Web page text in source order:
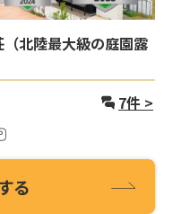
陸最大級の庭園露
7件 >
る